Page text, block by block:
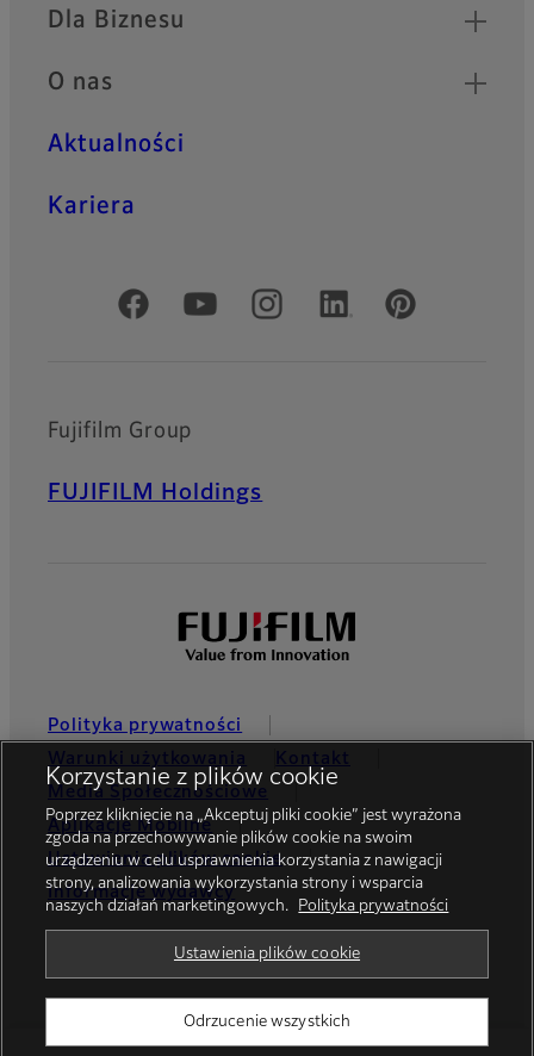
Dla Biznesu
O nas
Aktualności
Kariera
Oficjalne profile społecznościowe
Fujifilm Group
FUJIFILM Holdings
Polityka prywatności
Warunki użytkowania
Kontakt
Media Społecznościowe
Aplikacje Mobilne
Ustawienia plików cookie
Informacje wydawcy
Global site
© FUJIFILM Europe GmbH
Korzystanie z plików cookie
Poprzez kliknięcie na „Akceptuj pliki cookie” jest wyrażona
zgoda na przechowywanie plików cookie na swoim
urządzeniu w celu usprawnienia korzystania z nawigacji
strony, analizowania wykorzystania strony i wsparcia
naszych działań marketingowych.
Polityka prywatności
Ustawienia plików cookie
Odrzucenie wszystkich